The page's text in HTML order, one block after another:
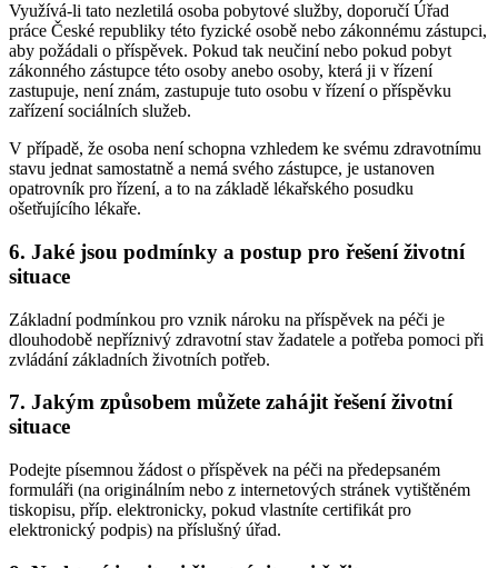
Využívá-li tato nezletilá osoba pobytové služby, doporučí Úřad
práce České republiky této fyzické osobě nebo zákonnému zástupci,
aby požádali o příspěvek. Pokud tak neučiní nebo pokud pobyt
zákonného zástupce této osoby anebo osoby, která ji v řízení
zastupuje, není znám, zastupuje tuto osobu v řízení o příspěvku
zařízení sociálních služeb.
V případě, že osoba není schopna vzhledem ke svému zdravotnímu
stavu jednat samostatně a nemá svého zástupce, je ustanoven
opatrovník pro řízení, a to na základě lékařského posudku
ošetřujícího lékaře.
6. Jaké jsou podmínky a postup pro řešení životní
situace
Základní podmínkou pro vznik nároku na příspěvek na péči je
dlouhodobě nepříznivý zdravotní stav žadatele a potřeba pomoci při
zvládání základních životních potřeb.
7. Jakým způsobem můžete zahájit řešení životní
situace
Podejte písemnou žádost o příspěvek na péči na předepsaném
formuláři (na originálním nebo z internetových stránek vytištěném
tiskopisu, příp. elektronicky, pokud vlastníte certifikát pro
elektronický podpis) na příslušný úřad.